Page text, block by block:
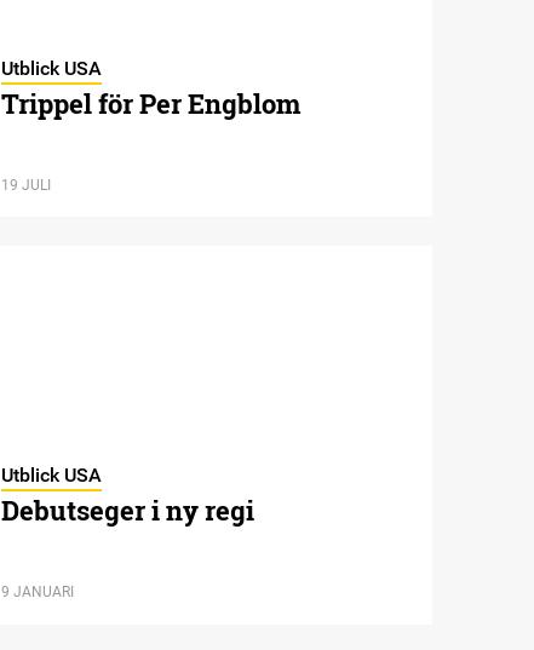
Utblick USA
Trippel för Per Engblom
19 JULI
Utblick USA
Debutseger i ny regi
9 JANUARI